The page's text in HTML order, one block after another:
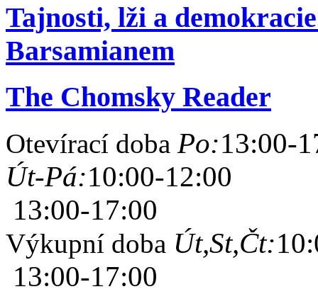
Tajnosti, lži a
Barsamianem
The Chomsky Reader
Otevírací doba Po:13:00-
Út-Pá:10:00-12:00
13:00-17:00
Výkupní doba Út,St,Čt:
13:00-17:00